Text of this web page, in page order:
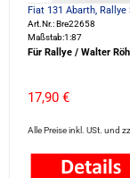
Fiat 131 Abarth, Rallye
Art.Nr.: Bre22658
Maßstab:1:87
Für Rallye / Walter
17,90 €
Alle Preise inkl. USt. und